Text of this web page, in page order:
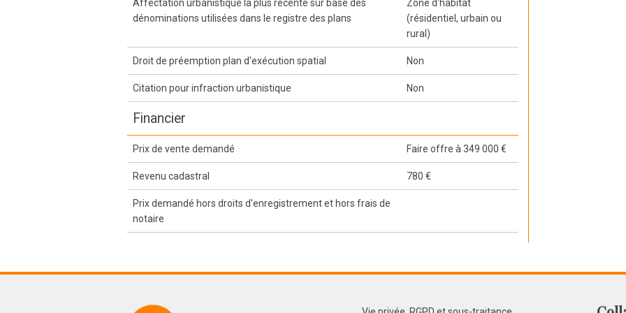
Affectation urbanistique la plus récente sur base des
dénominations utilisées dans le registre des plans
Zone d'habitat
(résidentiel, urbain ou
rural)
Droit de préemption plan d'exécution spatial Non
Citation pour infraction urbanistique Non
Financier
Prix de vente demandé Faire offre à 349 000 €
Revenu cadastral 780 €
Prix demandé hors droits d'enregistrement et hors frais de
notaire